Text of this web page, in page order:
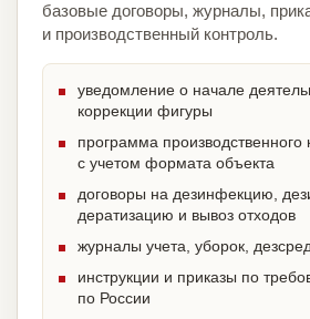
базовые договоры, журналы,
и производственный контроль.
уведомление о начале
коррекции фигуры
программа производственного
с учетом формата объекта
договоры на дезинфекцию,
дератизацию и вывоз отходов
журналы учета, уборок,
инструкции и приказы по
по России